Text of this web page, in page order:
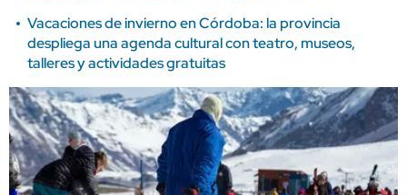
Vacaciones de invierno en Córdoba: la provincia
despliega una agenda cultural con teatro, museos,
talleres y actividades gratuitas